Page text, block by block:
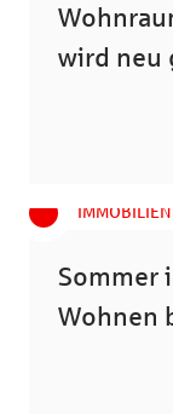
wird neu
Sommer
Wohnen